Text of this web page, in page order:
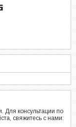
Для консультации по
свяжитесь с нами: